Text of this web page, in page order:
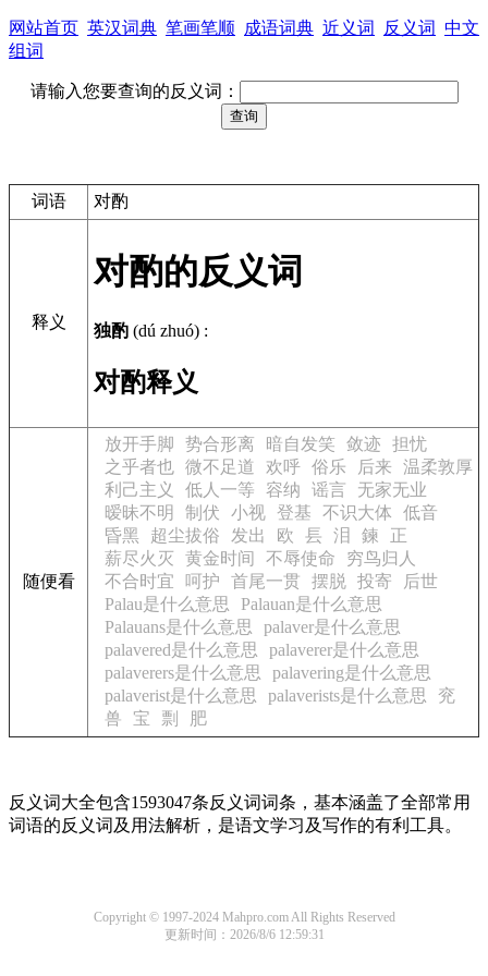
网站首页 英汉词典 笔画笔顺 成语词典 近义词 反义词 中文
组词
请输入您要查询的反义词：
词语 对酌
释义
对酌的反义词
独酌 (dú zhuó) :
对酌释义
随便看
放开手脚 势合形离 暗自发笑 敛迹
担忧
之乎者也 微不足道 欢呼 俗乐 后来 温柔敦厚
利己主义
低人一等 容纳 谣言
无家无业
暧昧不明
制伏 小视 登基 不识大体
低音
昏黑
超尘拔俗 发出 欧 镸 泪 鍊
正
薪尽火灭
黄金时间 不辱使命
穷鸟归人
不合时宜
呵护 首尾一贯 摆脱 投寄
后世
Palau是什么意思
Palauan是什么意思
Palauans是什么意思
palaver是什么意思
palavered是什么意思
palaverer是什么意思
palaverers是什么意思
palavering是什么意思
palaverist是什么意思
palaverists是什么意思
兖
兽
宝 剽 肥
反义词大全包含1593047条反义词词条，基本涵盖了全部常用
词语的反义词及用法解析，是语文学习及写作的有利工具。
Copyright © 1997-2024 Mahpro.com All Rights Reserved
更新时间：2026/8/6 12:59:31